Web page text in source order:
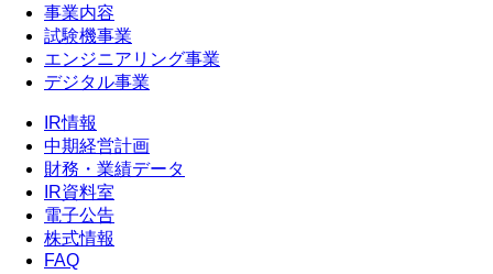
事業内容
試験機事業
エンジニアリング事業
デジタル事業
IR情報
中期経営計画
財務・業績データ
IR資料室
電子公告
株式情報
FAQ